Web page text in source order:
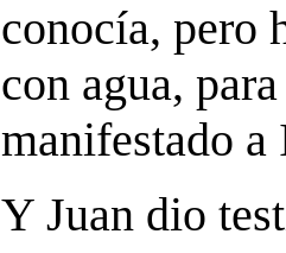
conocía, pero
con agua,
manifestado a
Y Juan dio